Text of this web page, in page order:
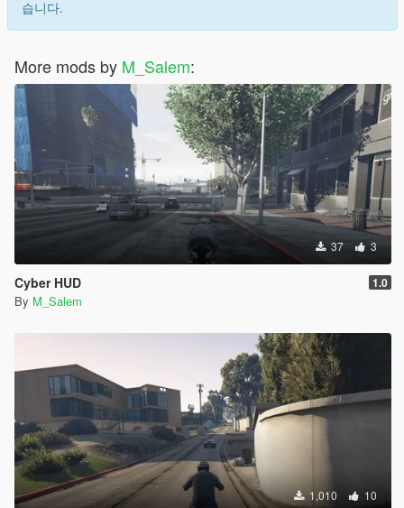
습니다.
More mods by M_Salem:
37 3
Cyber HUD 1.0
By M_Salem
1,010 10